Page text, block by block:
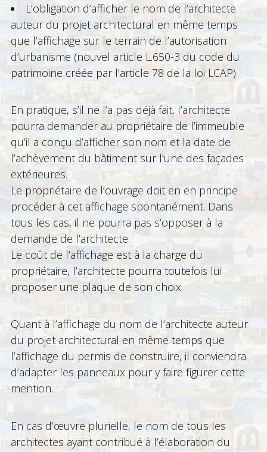
L’obligation d’afficher le nom de l’architecte
auteur du projet architectural en même temps
que l’affichage sur le terrain de l’autorisation
d’urbanisme (nouvel article L.650-3 du code du
patrimoine créée par l’article 78 de la loi LCAP)
En pratique, s’il ne l’a pas déjà fait, l’architecte
pourra demander au propriétaire de l’immeuble
qu’il a conçu d’afficher son nom et la date de
l’achèvement du bâtiment sur l’une des façades
extérieures.
Le propriétaire de l’ouvrage doit en en principe
procéder à cet affichage spontanément. Dans
tous les cas, il ne pourra pas s’opposer à la
demande de l’architecte.
Le coût de l’affichage est à la charge du
propriétaire, l’architecte pourra toutefois lui
proposer une plaque de son choix.
Quant à l’affichage du nom de l’architecte auteur
du projet architectural en même temps que
l’affichage du permis de construire, il conviendra
d’adapter les panneaux pour y faire figurer cette
mention.
En cas d’œuvre plurielle, le nom de tous les
architectes ayant contribué à l’élaboration du